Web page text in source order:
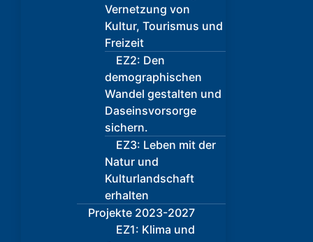
Vernetzung von
Kultur, Tourismus und
Freizeit
EZ2: Den
demographischen
Wandel gestalten und
Daseinsvorsorge
sichern.
EZ3: Leben mit der
Natur und
Kulturlandschaft
erhalten
Projekte 2023-2027
EZ1: Klima und